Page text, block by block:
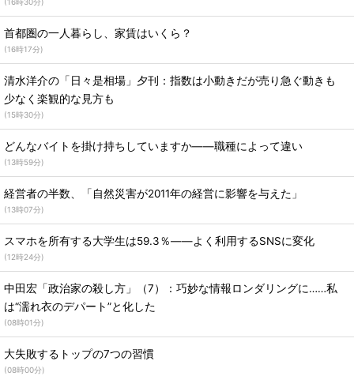
首都圏の一人暮らし、家賃はいくら？
(16時17分)
清水洋介の「日々是相場」夕刊：指数は小動きだが売り急ぐ動きも
少なく楽観的な見方も
(15時30分)
どんなバイトを掛け持ちしていますか――職種によって違い
(13時59分)
経営者の半数、「自然災害が2011年の経営に影響を与えた」
(13時07分)
スマホを所有する大学生は59.3％――よく利用するSNSに変化
(12時24分)
中田宏「政治家の殺し方」（7）：巧妙な情報ロンダリングに……私
は“濡れ衣のデパート”と化した
(08時01分)
大失敗するトップの7つの習慣
(08時00分)